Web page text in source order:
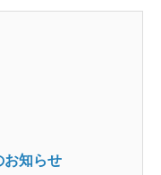
お知らせ